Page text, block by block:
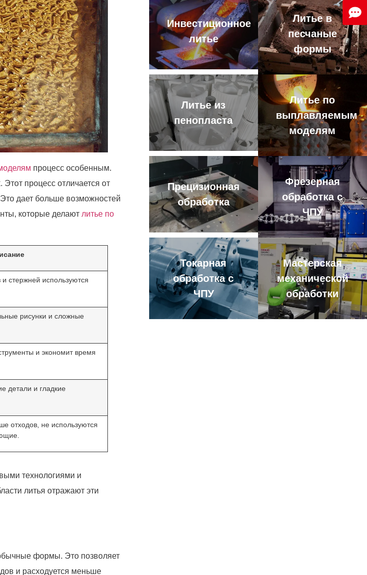
процесс особенным.
процесс отличается от
дает больше возможностей
которые делают литье по
стержней используются
рисунки и сложные
и экономит время
детали и гладкие
отходов, не используются
технологиями и
литья отражают эти
формы. Это позволяет
и расходуется меньше
Инвестиционное
литье
Литье в
песчаные
формы
Литье из
пенопласта
Литье по
выплавляемым
моделям
Прецизионная
обработка
Фрезерная
обработка с
ЧПУ
Токарная
обработка с
ЧПУ
Мастерская
механической
обработки